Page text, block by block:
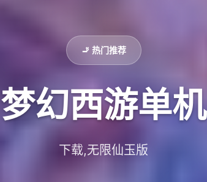
🚬 热门推荐
梦幻西游单机
下载,无限仙玉版